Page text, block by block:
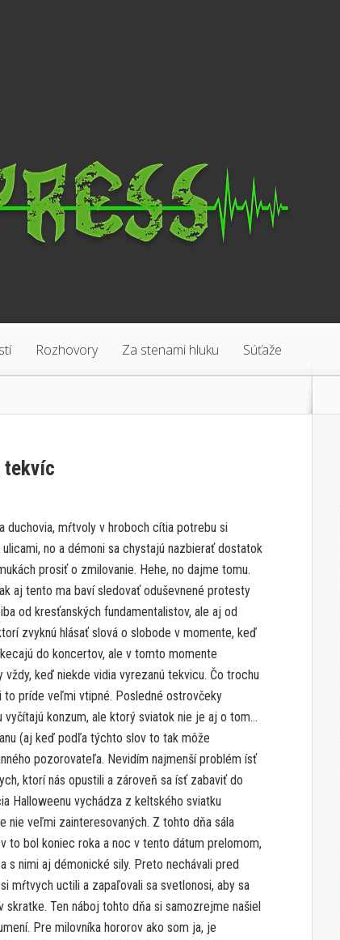
Rozhovory Za stenami hluku Súťaže
tekvíc
duchovia, mŕtvoly v hroboch cítia potrebu si
no a démoni sa chystajú nazbierať dostatok
prosiť o zmilovanie. Hehe, no dajme tomu.
aj tento ma baví sledovať oduševnené protesty
od kresťanských fundamentalistov, ale aj od
zvyknú hlásať slová o slobode v momente, keď
do koncertov, ale v tomto momente
keď niekde vidia vyrezanú tekvicu. Čo trochu
príde veľmi vtipné. Posledné ostrovčeky
vyčítajú konzum, ale ktorý sviatok nie je aj o tom…
(aj keď podľa týchto slov to tak môže
pozorovateľa. Nevidím najmenší problém ísť
ktorí nás opustili a zároveň sa ísť zabaviť do
Halloweenu vychádza z keltského sviatku
nie veľmi zainteresovaných. Z tohto dňa sála
to bol koniec roka a noc v tento dátum prelomom,
s nimi aj démonické sily. Preto nechávali pred
mŕtvych uctili a zapaľovali sa svetlonosi, aby sa
Ten náboj tohto dňa si samozrejme našiel
Pre milovníka hororov ako som ja, je